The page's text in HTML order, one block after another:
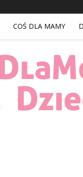
COŚ DLA MAMY